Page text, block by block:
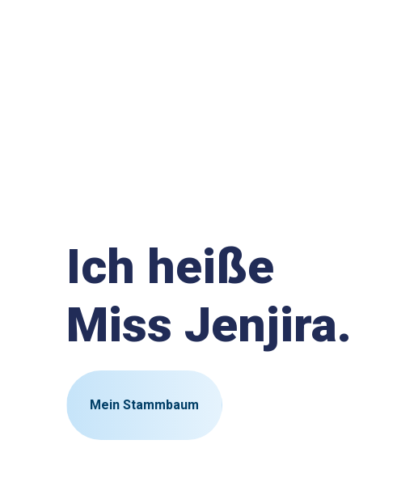
Ich heiße
Miss Jenjira.
Mein Stammbaum